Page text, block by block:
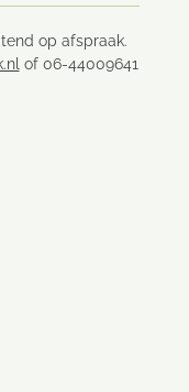
op afspraak.
of 06-44009641